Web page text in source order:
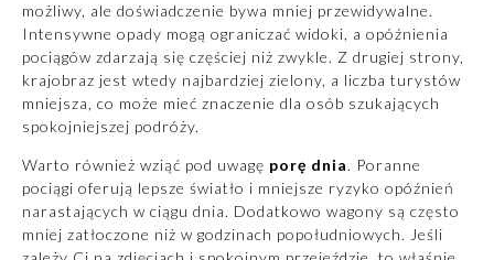
możliwy, ale doświadczenie bywa mniej przewidywalne.
Intensywne opady mogą ograniczać widoki, a opóźnienia
pociągów zdarzają się częściej niż zwykle. Z drugiej strony,
krajobraz jest wtedy najbardziej zielony, a liczba turystów
mniejsza, co może mieć znaczenie dla osób szukających
spokojniejszej podróży.
Warto również wziąć pod uwagę porę dnia. Poranne
pociągi oferują lepsze światło i mniejsze ryzyko opóźnień
narastających w ciągu dnia. Dodatkowo wagony są często
mniej zatłoczone niż w godzinach popołudniowych. Jeśli